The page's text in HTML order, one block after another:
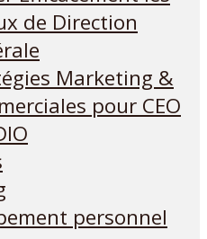
de Direction
Marketing &
pour CEO
personnel